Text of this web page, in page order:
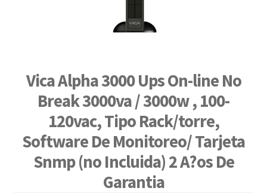
Vica Alpha 3000 Ups On-line No
Break 3000va / 3000w , 100-
120vac, Tipo Rack/torre,
Software De Monitoreo/ Tarjeta
Snmp (no Incluida) 2 A?os De
Garantia